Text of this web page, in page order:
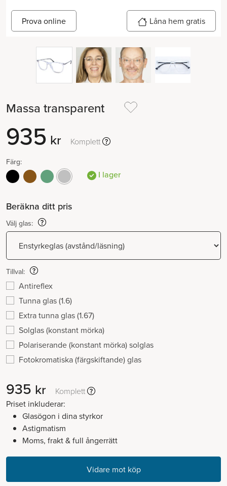
Prova online Låna hem gratis
Massa transparent
935 kr Komplett
Färg:
I lager
Beräkna ditt pris
Välj glas:
Tillval:
Antireflex
Tunna glas (1.6)
Extra tunna glas (1.67)
Solglas (konstant mörka)
Polariserande (konstant mörka) solglas
Fotokromatiska (färgskiftande) glas
935 kr
Komplett
Priset inkluderar:
Glasögon i dina styrkor
Astigmatism
Moms, frakt & full ångerrätt